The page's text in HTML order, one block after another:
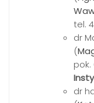
tel.
dr
(
pok.
dr